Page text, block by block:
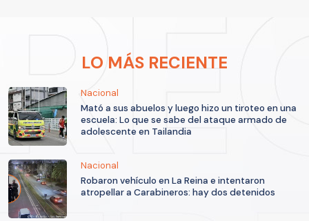
LO MÁS RECIENTE
Nacional
Mató a sus abuelos y luego hizo un tiroteo en una
escuela: Lo que se sabe del ataque armado de
adolescente en Tailandia
Nacional
Robaron vehículo en La Reina e intentaron
atropellar a Carabineros: hay dos detenidos